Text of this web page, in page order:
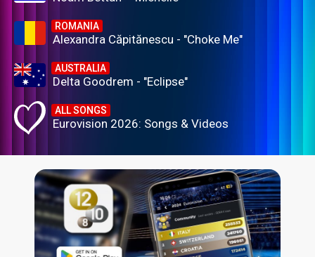
ROMANIA
Alexandra Căpitănescu - "Choke Me"
AUSTRALIA
Delta Goodrem - "Eclipse"
ALL SONGS
Eurovision 2026: Songs & Videos